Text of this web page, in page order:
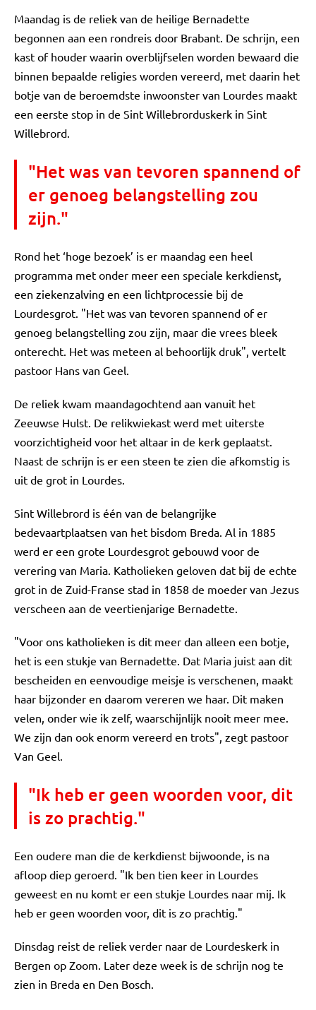
Maandag is de reliek van de heilige Bernadette
begonnen aan een rondreis door Brabant. De schrijn, een
kast of houder waarin overblijfselen worden bewaard die
binnen bepaalde religies worden vereerd, met daarin het
botje van de beroemdste inwoonster van Lourdes maakt
een eerste stop in de Sint Willebrorduskerk in Sint
Willebrord.
"Het was van tevoren spannend of
er genoeg belangstelling zou
zijn."
Rond het ‘hoge bezoek’ is er maandag een heel
programma met onder meer een speciale kerkdienst,
een ziekenzalving en een lichtprocessie bij de
Lourdesgrot. "Het was van tevoren spannend of er
genoeg belangstelling zou zijn, maar die vrees bleek
onterecht. Het was meteen al behoorlijk druk", vertelt
pastoor Hans van Geel.
De reliek kwam maandagochtend aan vanuit het
Zeeuwse Hulst. De relikwiekast werd met uiterste
voorzichtigheid voor het altaar in de kerk geplaatst.
Naast de schrijn is er een steen te zien die afkomstig is
uit de grot in Lourdes.
Sint Willebrord is één van de belangrijke
bedevaartplaatsen van het bisdom Breda. Al in 1885
werd er een grote Lourdesgrot gebouwd voor de
verering van Maria. Katholieken geloven dat bij de echte
grot in de Zuid-Franse stad in 1858 de moeder van Jezus
verscheen aan de veertienjarige Bernadette.
"Voor ons katholieken is dit meer dan alleen een botje,
het is een stukje van Bernadette. Dat Maria juist aan dit
bescheiden en eenvoudige meisje is verschenen, maakt
haar bijzonder en daarom vereren we haar. Dit maken
velen, onder wie ik zelf, waarschijnlijk nooit meer mee.
We zijn dan ook enorm vereerd en trots", zegt pastoor
Van Geel.
"Ik heb er geen woorden voor, dit
is zo prachtig."
Een oudere man die de kerkdienst bijwoonde, is na
afloop diep geroerd. "Ik ben tien keer in Lourdes
geweest en nu komt er een stukje Lourdes naar mij. Ik
heb er geen woorden voor, dit is zo prachtig."
Dinsdag reist de reliek verder naar de Lourdeskerk in
Bergen op Zoom. Later deze week is de schrijn nog te
zien in Breda en Den Bosch.